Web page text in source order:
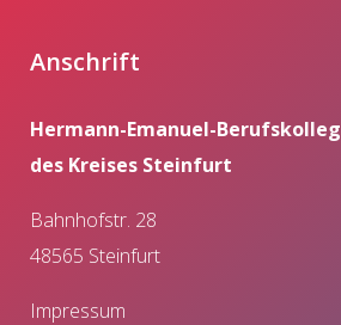
Anschrift
Hermann-Emanuel-Berufskolleg
des Kreises Steinfurt
Bahnhofstr. 28
48565 Steinfurt
Impressum